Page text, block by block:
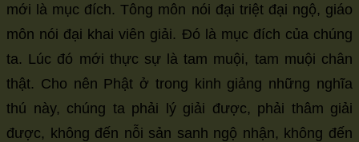
mới là mục đích. Tông môn nói đại triệt đại ngộ, giáo
môn nói đại khai viên giải. Đó là mục đích của chúng
ta. Lúc đó mới thực sự là tam muội, tam muội chân
thật. Cho nên Phật ở trong kinh giảng những nghĩa
thú này, chúng ta phải lý giải được, phải thâm giải
được, không đến nỗi sản sanh ngộ nhận, không đến